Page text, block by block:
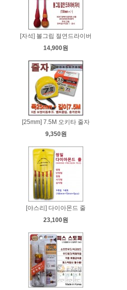
[자석] 볼그립 절연드라이버
14,900원
[25mm] 7.5M 오키타 줄자
9,350원
[야스리] 다이아몬드 줄
23,100원